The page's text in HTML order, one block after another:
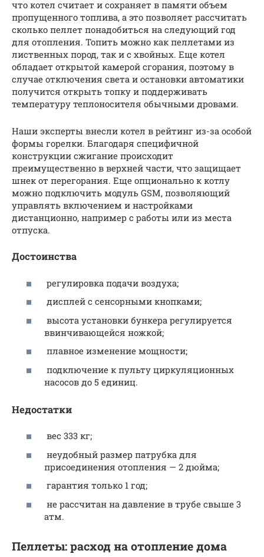
что котел считает и сохраняет в памяти объем
пропущенного топлива, а это позволяет рассчитать
сколько пеллет понадобиться на следующий год
для отопления. Топить можно как пеллетами из
лиственных пород, так и с хвойных. Еще котел
обладает открытой камерой сгорания, поэтому в
случае отключения света и остановки автоматики
получится открыть топку и поддерживать
температуру теплоносителя обычными дровами.
Наши эксперты внесли котел в рейтинг из-за особой
формы горелки. Благодаря специфичной
конструкции сжигание происходит
преимущественно в верхней части, что защищает
шнек от перегорания. Еще опционально к котлу
можно подключить модуль GSM, позволяющий
управлять включением и настройками
дистанционно, например с работы или из места
отпуска.
Достоинства
регулировка подачи воздуха;
дисплей с сенсорными кнопками;
высота установки бункера регулируется
ввинчивающейся ножкой;
плавное изменение мощности;
подключение к пульту циркуляционных
насосов до 5 единиц.
Недостатки
вес 333 кг;
неудобный размер патрубка для
присоединения отопления — 2 дюйма;
гарантия только 1 год;
не рассчитан на давление в трубе свыше 3
атм.
Пеллеты: расход на отопление дома